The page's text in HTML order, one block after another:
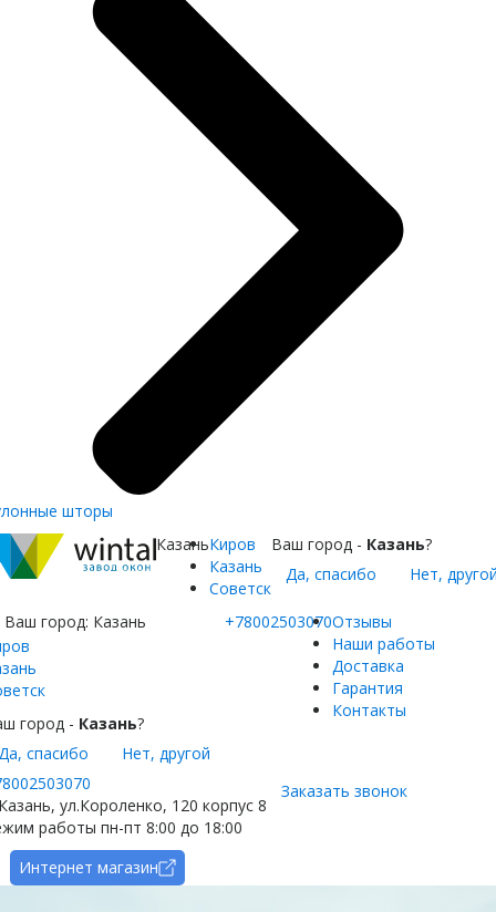
шторы
КазаньКиров
Казань
Советск
Ваш город - Казань?
Да, спасибо
Нет,
Ваш город: Казань
город - Казань?
спасибо
Нет, другой
+78002503070Отзывы
Наши работы
Доставка
Гарантия
Контакты
ул.Короленко, 120 корпус 8
работы пн-пт 8:00 до 18:00
Интернет магазин
Заказать звонок